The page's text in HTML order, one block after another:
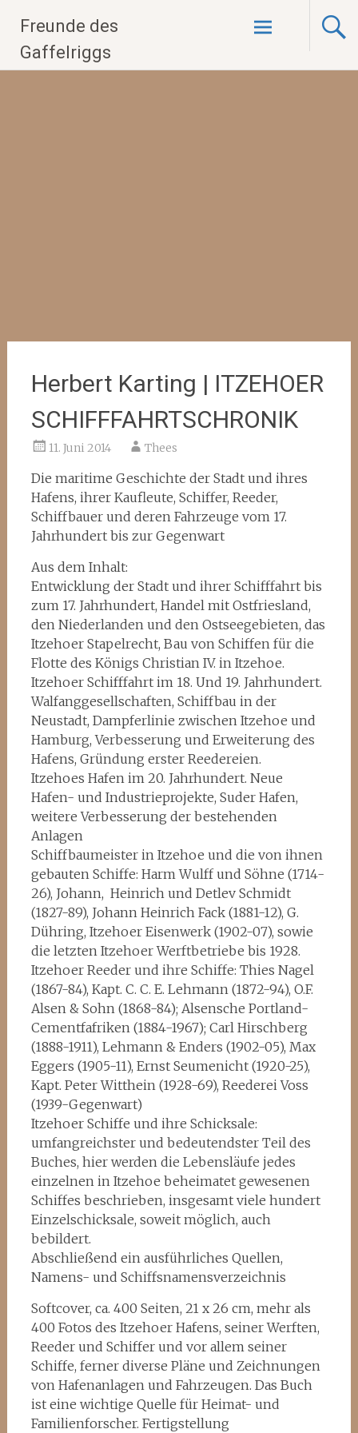
Inhalt
springen
Freunde des
Gaffelriggs
Herbert Karting | ITZEHOER
SCHIFFFAHRTSCHRONIK
11. Juni 2014 Thees
Die maritime Geschichte der Stadt und ihres
Hafens, ihrer Kaufleute, Schiffer, Reeder,
Schiffbauer und deren Fahrzeuge vom 17.
Jahrhundert bis zur Gegenwart
Aus dem Inhalt:
Entwicklung der Stadt und ihrer Schifffahrt bis
zum 17. Jahrhundert, Handel mit Ostfriesland,
den Niederlanden und den Ostseegebieten, das
Itzehoer Stapelrecht, Bau von Schiffen für die
Flotte des Königs Christian IV. in Itzehoe.
Itzehoer Schifffahrt im 18. Und 19. Jahrhundert.
Walfanggesellschaften, Schiffbau in der
Neustadt, Dampferlinie zwischen Itzehoe und
Hamburg, Verbesserung und Erweiterung des
Hafens, Gründung erster Reedereien.
Itzehoes Hafen im 20. Jahrhundert. Neue
Hafen- und Industrieprojekte, Suder Hafen,
weitere Verbesserung der bestehenden
Anlagen
Schiffbaumeister in Itzehoe und die von ihnen
gebauten Schiffe: Harm Wulff und Söhne (1714-
26), Johann, Heinrich und Detlev Schmidt
(1827-89), Johann Heinrich Fack (1881-12), G.
Dühring, Itzehoer Eisenwerk (1902-07), sowie
die letzten Itzehoer Werftbetriebe bis 1928.
Itzehoer Reeder und ihre Schiffe: Thies Nagel
(1867-84), Kapt. C. C. E. Lehmann (1872-94), O.F.
Alsen & Sohn (1868-84); Alsensche Portland-
Cementfafriken (1884-1967); Carl Hirschberg
(1888-1911), Lehmann & Enders (1902-05), Max
Eggers (1905-11), Ernst Seumenicht (1920-25),
Kapt. Peter Witthein (1928-69), Reederei Voss
(1939-Gegenwart)
Itzehoer Schiffe und ihre Schicksale:
umfangreichster und bedeutendster Teil des
Buches, hier werden die Lebensläufe jedes
einzelnen in Itzehoe beheimatet gewesenen
Schiffes beschrieben, insgesamt viele hundert
Einzelschicksale, soweit möglich, auch
bebildert.
Abschließend ein ausführliches Quellen,
Namens- und Schiffsnamensverzeichnis
Softcover, ca. 400 Seiten, 21 x 26 cm, mehr als
400 Fotos des Itzehoer Hafens, seiner Werften,
Reeder und Schiffer und vor allem seiner
Schiffe, ferner diverse Pläne und Zeichnungen
von Hafenanlagen und Fahrzeugen. Das Buch
ist eine wichtige Quelle für Heimat- und
Familienforscher. Fertigstellung